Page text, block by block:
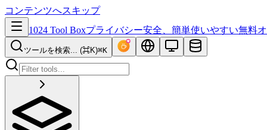
コンテンツへスキップ
1024 Tool Boxプライバシー安全、簡単使いやすい無料
ツールを検索... (⌘K)⌘K